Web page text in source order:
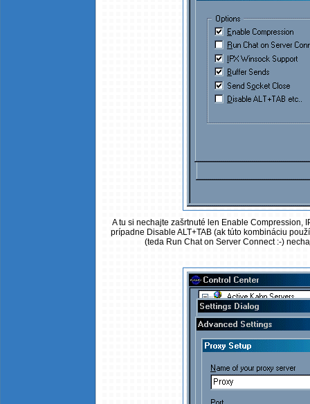
A tu si nechajte zašrtnuté len Enable Compression,
prípadne Disable ALT+TAB (ak túto kombináciu
(teda Run Chat on Server Connect :-)